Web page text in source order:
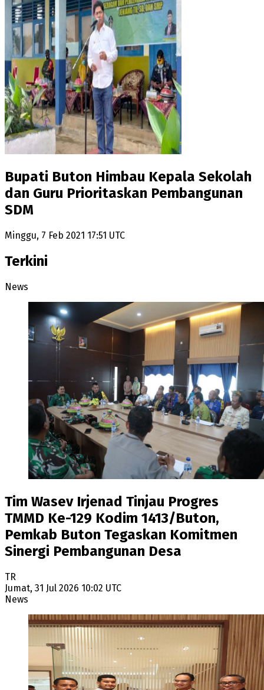
Bupati Buton Himbau Kepala Sekolah
dan Guru Prioritaskan Pembangunan
SDM
Minggu, 7 Feb 2021 17:51 UTC
Terkini
News
Tim Wasev Irjenad Tinjau Progres
TMMD Ke-129 Kodim 1413/Buton,
Pemkab Buton Tegaskan Komitmen
Sinergi Pembangunan Desa
TR
Jumat, 31 Jul 2026 10:02 UTC
News